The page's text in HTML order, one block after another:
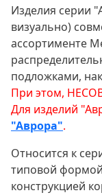
Изделия серии
визуально)
ассортименте
подложками,
При этом,
Для изделий
"Аврора".
Относится к
типовой
конструкцией